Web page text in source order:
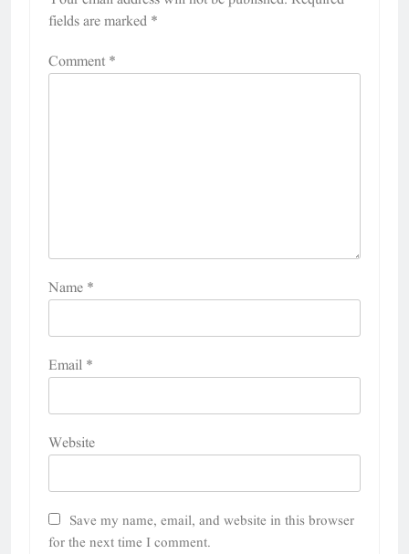
fields are marked *
Comment *
Name *
Email *
Website
Save my name, email, and website in this browser
for the next time I comment.